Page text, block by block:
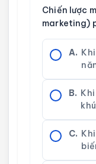
Chiến lược
marketing)
A.
B.
C.